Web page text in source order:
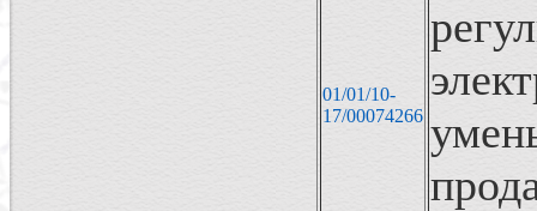
01/01/10-
17/00074266